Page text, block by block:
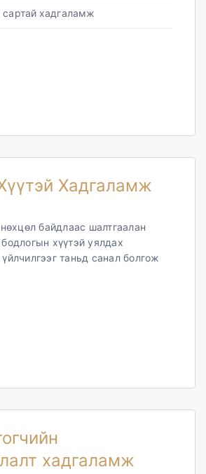
хадгаламж
Хадгаламж
байдлаас шалтгаалан
хүүтэй уялдах
таньд санал болгож
хадгаламж